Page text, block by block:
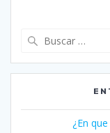
¿En